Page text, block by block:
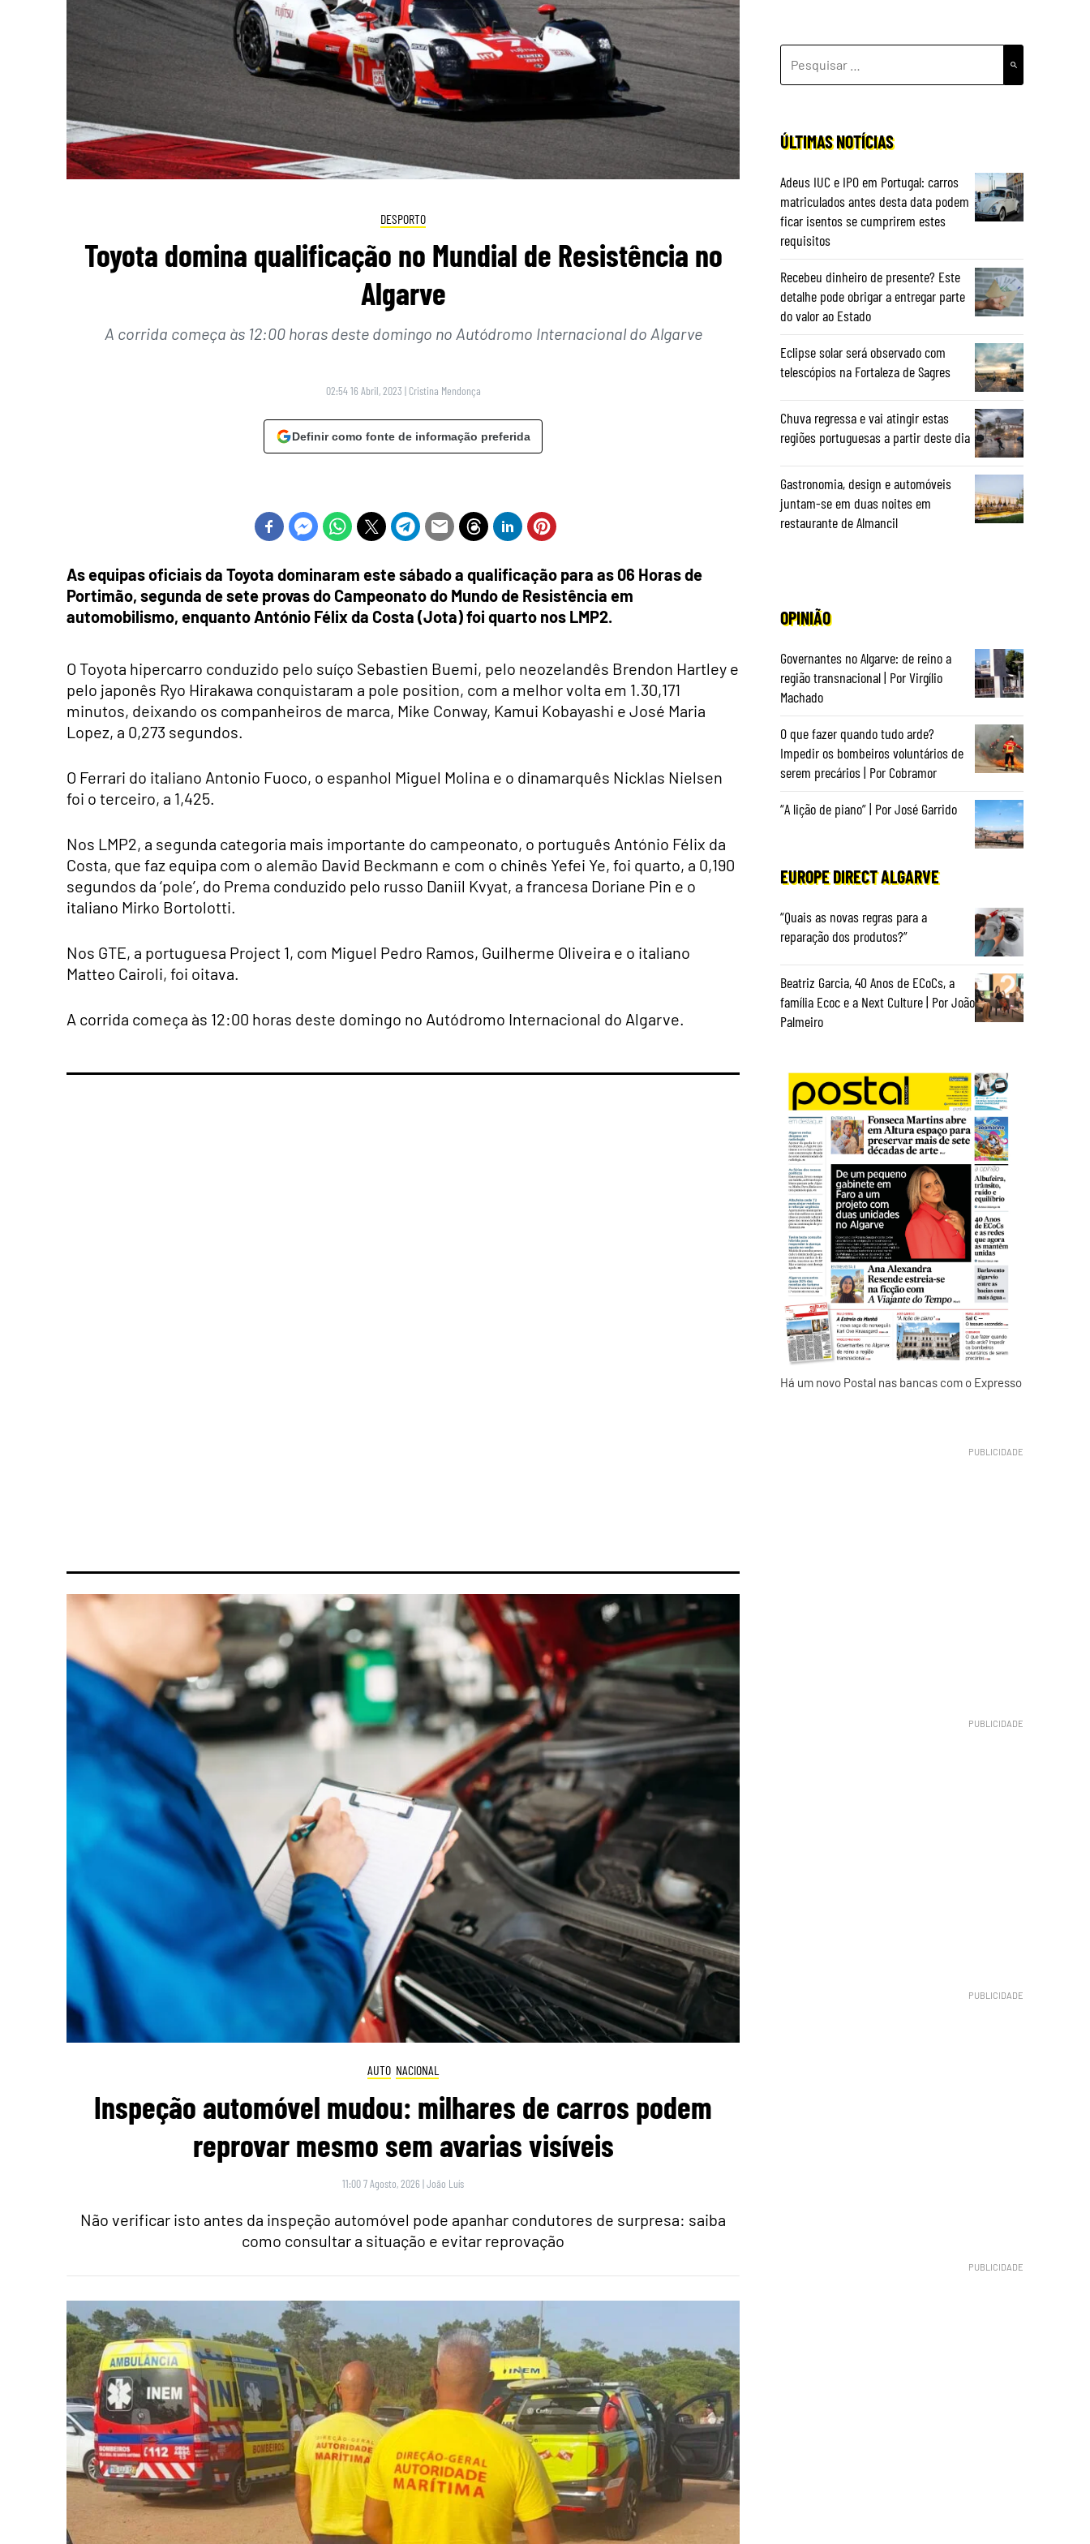
DESPORTO
Toyota domina qualificação no Mundial de Resistência no
Algarve
A corrida começa às 12:00 horas deste domingo no Autódromo Internacional do Algarve
02:54 16 Abril, 2023 | Cristina Mendonça
Definir como fonte de informação preferida
As equipas oficiais da Toyota dominaram este sábado a qualificação para as 06 Horas de
Portimão, segunda de sete provas do Campeonato do Mundo de Resistência em
automobilismo, enquanto António Félix da Costa (Jota) foi quarto nos LMP2.
O Toyota hipercarro conduzido pelo suíço Sebastien Buemi, pelo neozelandês Brendon Hartley e
pelo japonês Ryo Hirakawa conquistaram a pole position, com a melhor volta em 1.30,171
minutos, deixando os companheiros de marca, Mike Conway, Kamui Kobayashi e José Maria
Lopez, a 0,273 segundos.
O Ferrari do italiano Antonio Fuoco, o espanhol Miguel Molina e o dinamarquês Nicklas Nielsen
foi o terceiro, a 1,425.
Nos LMP2, a segunda categoria mais importante do campeonato, o português António Félix da
Costa, que faz equipa com o alemão David Beckmann e com o chinês Yefei Ye, foi quarto, a 0,190
segundos da ‘pole’, do Prema conduzido pelo russo Daniil Kvyat, a francesa Doriane Pin e o
italiano Mirko Bortolotti.
Nos GTE, a portuguesa Project 1, com Miguel Pedro Ramos, Guilherme Oliveira e o italiano
Matteo Cairoli, foi oitava.
A corrida começa às 12:00 horas deste domingo no Autódromo Internacional do Algarve.
AUTO NACIONAL
Inspeção automóvel mudou: milhares de carros podem
reprovar mesmo sem avarias visíveis
11:00 7 Agosto, 2026 |João Luís
Não verificar isto antes da inspeção automóvel pode apanhar condutores de surpresa: saiba
como consultar a situação e evitar reprovação
POR:
ÚLTIMAS NOTÍCIAS
Adeus IUC e IPO em Portugal: carros
matriculados antes desta data podem
ficar isentos se cumprirem estes
requisitos
Recebeu dinheiro de presente? Este
detalhe pode obrigar a entregar parte
do valor ao Estado
Eclipse solar será observado com
telescópios na Fortaleza de Sagres
Chuva regressa e vai atingir estas
regiões portuguesas a partir deste dia
Gastronomia, design e automóveis
juntam-se em duas noites em
restaurante de Almancil
OPINIÃO
Governantes no Algarve: de reino a
região transnacional | Por Virgílio
Machado
O que fazer quando tudo arde?
Impedir os bombeiros voluntários de
serem precários | Por Cobramor
“A lição de piano” | Por José Garrido
EUROPE DIRECT ALGARVE
“Quais as novas regras para a
reparação dos produtos?”
Beatriz Garcia, 40 Anos de ECoCs, a
família Ecoc e a Next Culture | Por João
Palmeiro
Há um novo Postal nas bancas com o Expresso